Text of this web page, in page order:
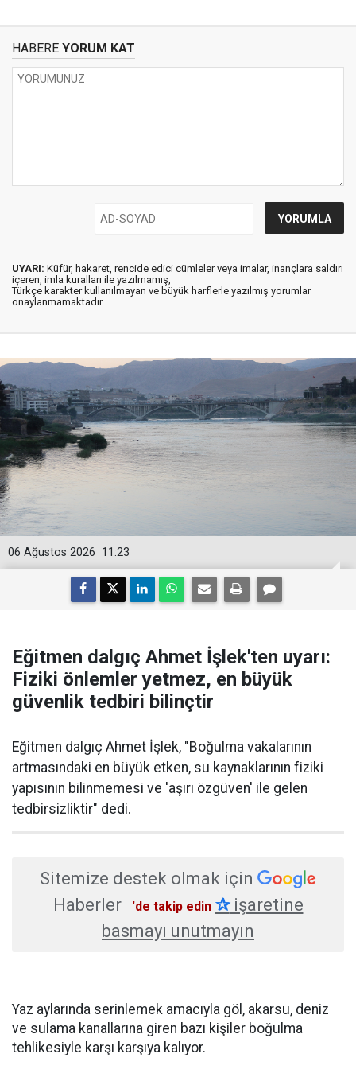
HABERE YORUM KAT
UYARI: Küfür, hakaret, rencide edici cümleler veya imalar, inançlara saldırı
içeren, imla kuralları ile yazılmamış,
Türkçe karakter kullanılmayan ve büyük harflerle yazılmış yorumlar
onaylanmamaktadır.
11:23
06 Ağustos 2026
Eğitmen dalgıç Ahmet İşlek'ten uyarı:
Fiziki önlemler yetmez, en büyük
güvenlik tedbiri bilinçtir
Eğitmen dalgıç Ahmet İşlek, "Boğulma vakalarının
artmasındaki en büyük etken, su kaynaklarının fiziki
yapısının bilinmemesi ve 'aşırı özgüven' ile gelen
tedbirsizliktir" dedi.
Sitemize destek olmak için
Haberler
'de takip edin ✰işaretine
basmayı unutmayın
Yaz aylarında serinlemek amacıyla göl, akarsu, deniz
ve sulama kanallarına giren bazı kişiler boğulma
tehlikesiyle karşı karşıya kalıyor.